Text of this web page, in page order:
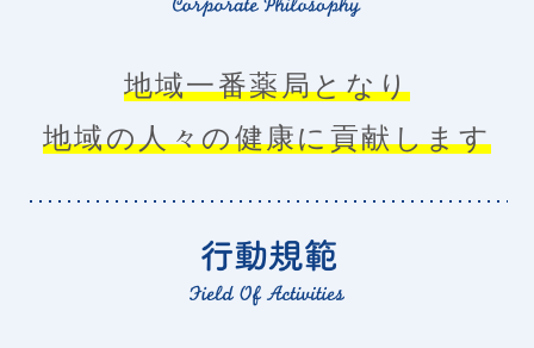
地域一番薬局となり
地域の人々の健康に貢献します